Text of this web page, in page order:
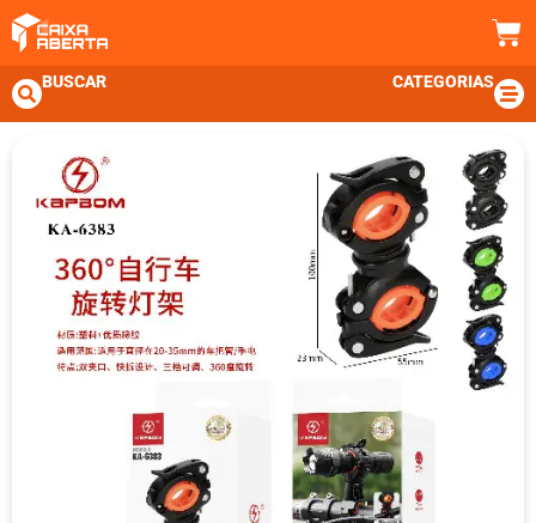
BUSCAR CATEGORIAS